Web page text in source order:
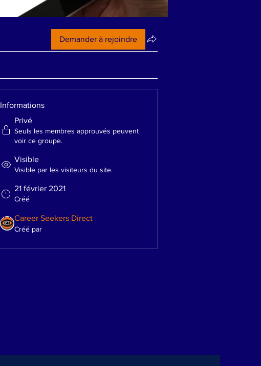
Demander à rejoindre
Informations
Privé
Seuls les membres approuvés peuvent
voir ce groupe.
Visible
Visible par les visiteurs du site.
21 février 2021
Créé
Career Seekers Direct
Créé par